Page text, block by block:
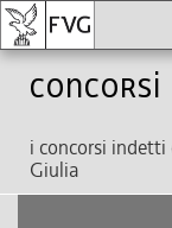
Concorsi
i concorsi
Giulia